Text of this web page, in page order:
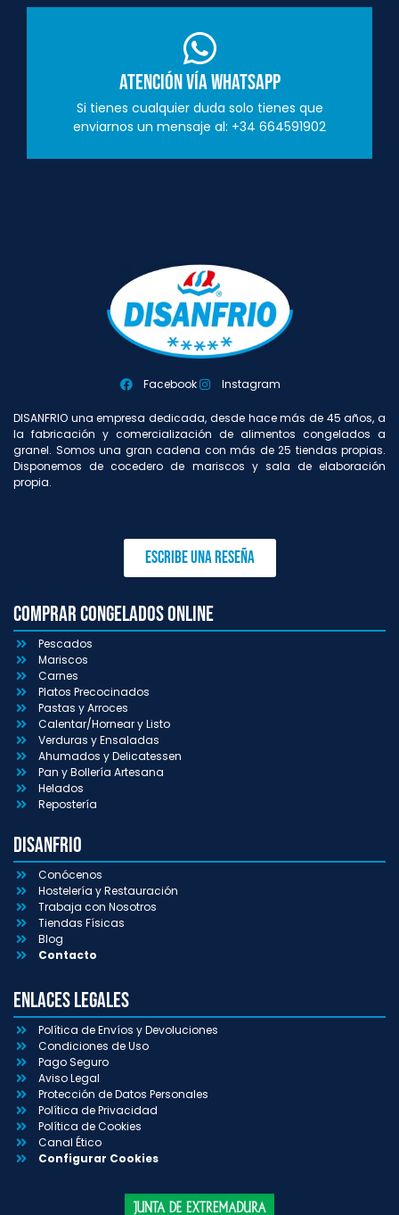
Atención vía Whatsapp
Si tienes cualquier duda solo tienes que
enviarnos un mensaje al: +34 664591902
Facebook Instagram
DISANFRIO una empresa dedicada, desde hace más de 45 años, a
la fabricación y comercialización de alimentos congelados a
granel. Somos una gran cadena con más de 25 tiendas propias.
Disponemos de cocedero de mariscos y sala de elaboración
propia.
Escribe una reseña
Comprar congelados online
Pescados
Mariscos
Carnes
Platos Precocinados
Pastas y Arroces
Calentar/Hornear y Listo
Verduras y Ensaladas
Ahumados y Delicatessen
Pan y Bollería Artesana
Helados
Repostería
Disanfrio
Conócenos
Hostelería y Restauración
Trabaja con Nosotros
Tiendas Físicas
Blog
Contacto
Enlaces Legales
Política de Envíos y Devoluciones
Condiciones de Uso
Pago Seguro
Aviso Legal
Protección de Datos Personales
Política de Privacidad
Política de Cookies
Canal Ético
Configurar Cookies